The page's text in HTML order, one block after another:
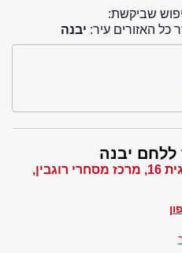
שביקשת:
כל האזורים עיר: יבנה
ללחם יבנה
הדוגית 16, מרכז מסחרי רוגבין,